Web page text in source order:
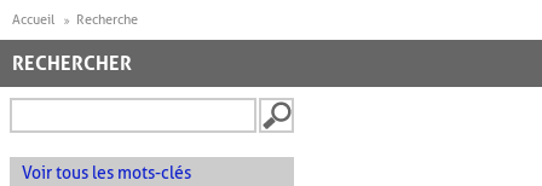
Accueil Recherche
RECHERCHER
Voir tous les mots-clés